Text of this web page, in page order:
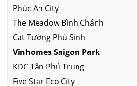
Phúc An City
The Meadow Bình Chánh
Cát Tường Phú Sinh
Vinhomes Saigon Park
KDC Tân Phú Trung
Five Star Eco City